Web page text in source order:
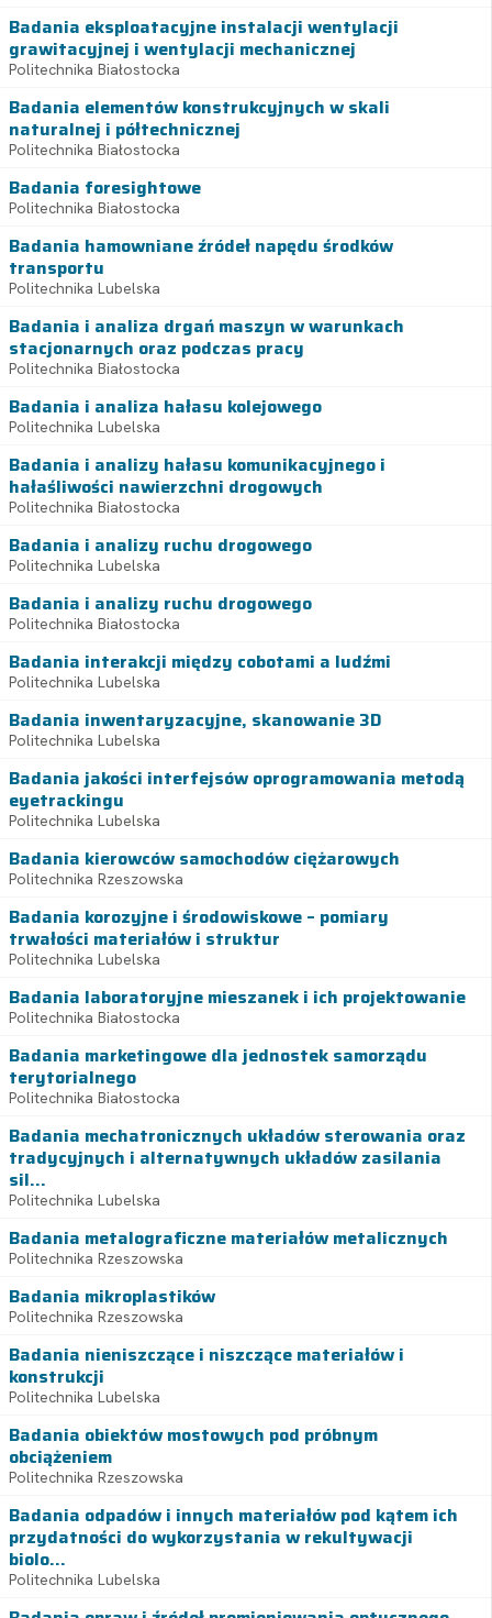
Badania eksploatacyjne instalacji wentylacji
grawitacyjnej i wentylacji mechanicznej
Politechnika Białostocka
Badania elementów konstrukcyjnych w skali
naturalnej i półtechnicznej
Politechnika Białostocka
Badania foresightowe
Politechnika Białostocka
Badania hamowniane źródeł napędu środków
transportu
Politechnika Lubelska
Badania i analiza drgań maszyn w warunkach
stacjonarnych oraz podczas pracy
Politechnika Białostocka
Badania i analiza hałasu kolejowego
Politechnika Lubelska
Badania i analizy hałasu komunikacyjnego i
hałaśliwości nawierzchni drogowych
Politechnika Białostocka
Badania i analizy ruchu drogowego
Politechnika Lubelska
Badania i analizy ruchu drogowego
Politechnika Białostocka
Badania interakcji między cobotami a ludźmi
Politechnika Lubelska
Badania inwentaryzacyjne, skanowanie 3D
Politechnika Lubelska
Badania jakości interfejsów oprogramowania metodą
eyetrackingu
Politechnika Lubelska
Badania kierowców samochodów ciężarowych
Politechnika Rzeszowska
Badania korozyjne i środowiskowe – pomiary
trwałości materiałów i struktur
Politechnika Lubelska
Badania laboratoryjne mieszanek i ich projektowanie
Politechnika Białostocka
Badania marketingowe dla jednostek samorządu
terytorialnego
Politechnika Białostocka
Badania mechatronicznych układów sterowania oraz
tradycyjnych i alternatywnych układów zasilania
sil...
Politechnika Lubelska
Badania metalograficzne materiałów metalicznych
Politechnika Rzeszowska
Badania mikroplastików
Politechnika Rzeszowska
Badania nieniszczące i niszczące materiałów i
konstrukcji
Politechnika Lubelska
Badania obiektów mostowych pod próbnym
obciążeniem
Politechnika Rzeszowska
Badania odpadów i innych materiałów pod kątem ich
przydatności do wykorzystania w rekultywacji
biolo...
Politechnika Lubelska